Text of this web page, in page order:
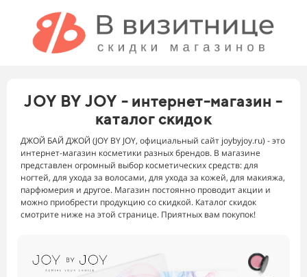
JOY BY JOY - интернет-магазин -
каталог скидок
ДЖОЙ БАЙ ДЖОЙ (JOY BY JOY, официальный сайт joybyjoy.ru) - это
интернет-магазин косметики разных брендов. В магазине
представлен огромный выбор косметических средств: для
ногтей, для ухода за волосами, для ухода за кожей, для макияжа,
парфюмерия и другое. Магазин постоянно проводит акции и
можно приобрести продукцию со скидкой. Каталог скидок
смотрите ниже на этой странице. Приятных вам покупок!